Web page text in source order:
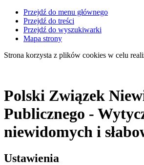
Przejdź do menu głównego
Przejdź do treści
Przejdź do wyszukiwarki
Mapa strony
Strona korzysta z plików cookies w celu
Polski Związek
Publicznego -
niewidomych i
Ustawienia